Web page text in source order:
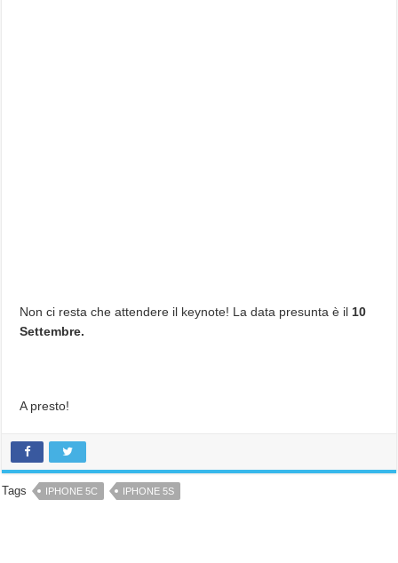
Non ci resta che attendere il keynote! La data presunta è il 10
Settembre.
A presto!
Tags IPHONE 5C IPHONE 5S